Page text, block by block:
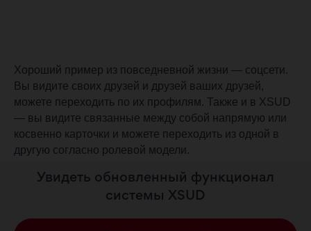
Хороший пример из повседневной жизни — соцсети.
Вы видите своих друзей и друзей ваших друзей,
можете переходить по их профилям. Также и в XSUD
— вы видите связанные между собой напрямую или
косвенно карточки и можете переходить из одной в
другую согласно ролевой модели.
Увидеть обновленный функционал
системы XSUD